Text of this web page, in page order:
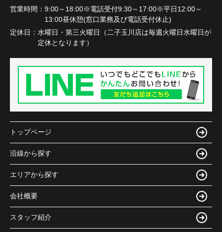
営業時間： 9:00～18:00※電話受付9:30～17:00※平日12:00～
13:00昼休憩(窓口業務及び電話受付休止)
定休日： 水曜日・第三火曜日（二子玉川店は毎週火曜日水曜日が
定休となります）
トップページ
沿線から探す
エリアから探す
会社概要
スタッフ紹介